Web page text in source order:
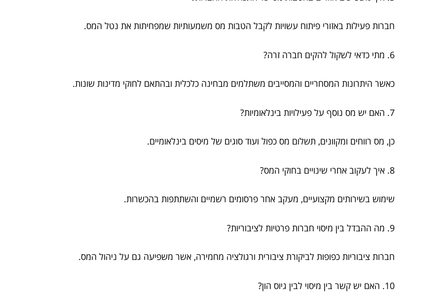
חברות פעילות באזורי פיתוח עשויות לקבל הטבות מס משמעותיות שמפחיתות את נטל המס.
6. מתי כדאי לשקול להקים חברה זרה?
כאשר היתרונות המסחריים והמסייבים משתלמים מבחינה כלכלית ובהתאם לחוקי מדינות שונות.
7. האם יש מס נוסף על פעילויות בינלאומיות?
כן, מס רווחים ומקוונים, תשלום מס כפול ועוד סוגים של מיסים בינלאומיים.
8. איך לעקוב אחרי שינויים בחוקי המס?
שימוש בשירותים מקצועיים, מעקב אחר פרסומים רשמיים והשתתפות בהכשרות.
9. מה ההבדל בין מיסוי חברות פרטיות לציבוריות?
חברות ציבוריות כפופות לביקורת ציבורית ורגולציה מחמירה, אשר משפיעה גם על ניהול המס.
10. האם יש קשר בין מיסוי לבין גיוס הון?